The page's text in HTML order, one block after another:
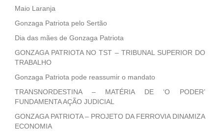
Maio Laranja
Gonzaga Patriota pelo Sertão
Dia das mães de Gonzaga Patriota
GONZAGA PATRIOTA NO TST – TRIBUNAL SUPERIOR DO
TRABALHO
Gonzaga Patriota pode reassumir o mandato
TRANSNORDESTINA – MATÉRIA DE ‘O PODER’
FUNDAMENTA AÇÃO JUDICIAL
GONZAGA PATRIOTA – PROJETO DA FERROVIA DINAMIZA
ECONOMIA